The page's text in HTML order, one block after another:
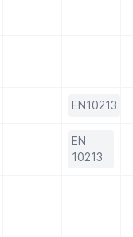
EN10213
EN
10213